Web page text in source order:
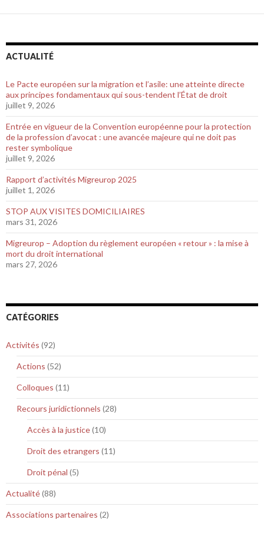
ACTUALITÉ
Le Pacte européen sur la migration et l’asile: une atteinte directe
aux principes fondamentaux qui sous-tendent l’État de droit
juillet 9, 2026
Entrée en vigueur de la Convention européenne pour la protection
de la profession d’avocat : une avancée majeure qui ne doit pas
rester symbolique
juillet 9, 2026
Rapport d’activités Migreurop 2025
juillet 1, 2026
STOP AUX VISITES DOMICILIAIRES
mars 31, 2026
Migreurop – Adoption du règlement européen « retour » : la mise à
mort du droit international
mars 27, 2026
CATÉGORIES
Activités (92)
Actions (52)
Colloques (11)
Recours juridictionnels (28)
Accès à la justice(10)
Droit des etrangers (11)
Droit pénal (5)
Actualité(88)
Associations partenaires (2)